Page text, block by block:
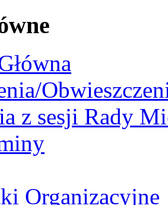
z sesji Rady
Organizacyjne